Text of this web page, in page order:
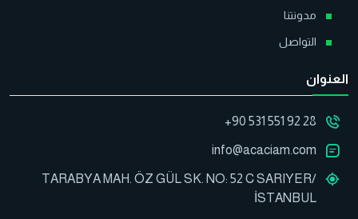
مدونتنا
التواصل
العنوان
+90 531 551 92 28
info@acaciam.com
TARABYA MAH. ÖZ GÜL SK. NO: 52 C SARIYER/
İSTANBUL